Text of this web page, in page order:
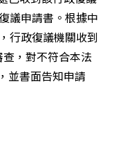
議申請書。根據中
行政復議機關收到
，對不符合本法
並書面告知申請